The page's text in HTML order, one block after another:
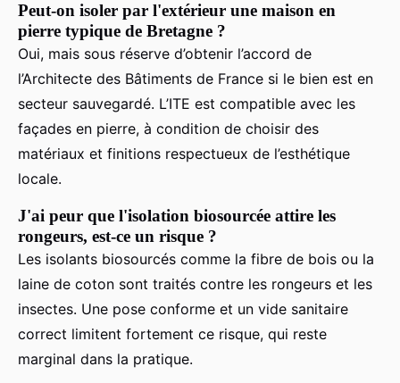
Peut-on isoler par l'extérieur une maison en
pierre typique de Bretagne ?
Oui, mais sous réserve d’obtenir l’accord de
l’Architecte des Bâtiments de France si le bien est en
secteur sauvegardé. L’ITE est compatible avec les
façades en pierre, à condition de choisir des
matériaux et finitions respectueux de l’esthétique
locale.
J'ai peur que l'isolation biosourcée attire les
rongeurs, est-ce un risque ?
Les isolants biosourcés comme la fibre de bois ou la
laine de coton sont traités contre les rongeurs et les
insectes. Une pose conforme et un vide sanitaire
correct limitent fortement ce risque, qui reste
marginal dans la pratique.